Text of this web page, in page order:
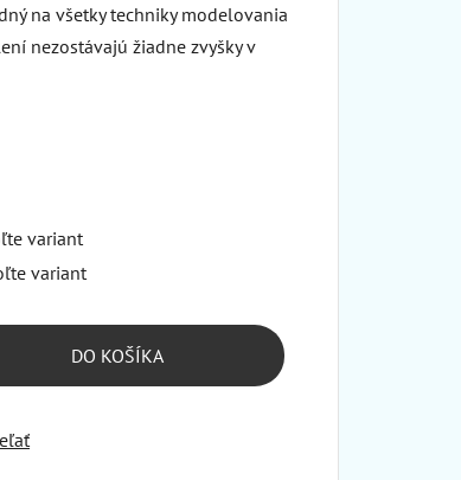
na všetky techniky modelovania
nezostávajú žiadne zvyšky v
variant
variant
DO KOŠÍKA